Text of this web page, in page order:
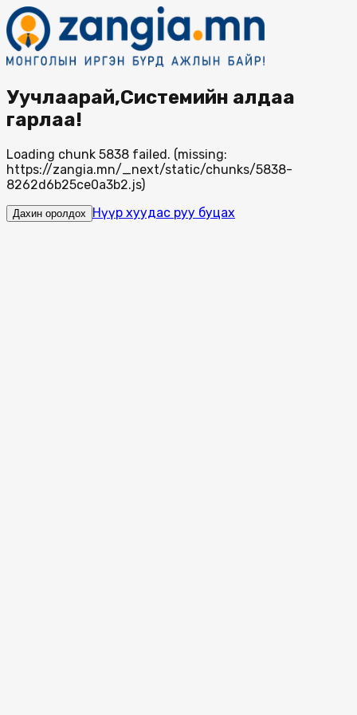
Уучлаарай,Системийн алдаа
гарлаа!
Loading chunk 5838 failed. (missing:
https://zangia.mn/_next/static/chunks/5838-
8262d6b25ce0a3b2.js)
Дахин оролдох Нүүр хуудас руу буцах